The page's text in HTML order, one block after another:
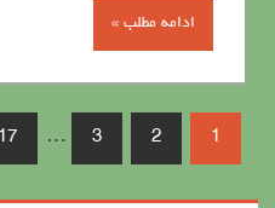
ادامه مطلب »
1
2
3
…
17